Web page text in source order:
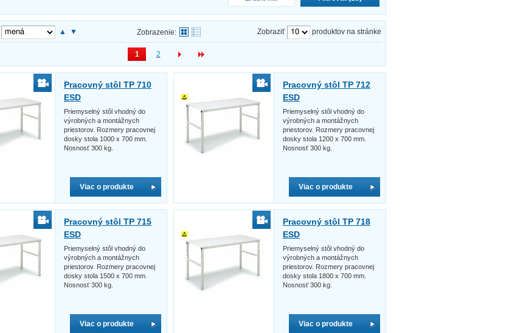
▲ ▼ Zobrazenie: Zobraziť produktov na stránke
1 2
Pracovný stôl TP 710
ESD
Priemyselný stôl vhodný do
výrobných a montážnych
priestorov. Rozmery pracovnej
dosky stola 1000 x 700 mm.
Nosnosť 300 kg.
Viac o produkte
Pracovný stôl TP 712
ESD
Priemyselný stôl vhodný do
výrobných a montážnych
priestorov. Rozmery pracovnej
dosky stola 1200 x 700 mm.
Nosnosť 300 kg.
Viac o produkte
Pracovný stôl TP 715
ESD
Priemyselný stôl vhodný do
výrobných a montážnych
priestorov. Rozmery pracovnej
dosky stola 1500 x 700 mm.
Nosnosť 300 kg.
Viac o produkte
Pracovný stôl TP 718
ESD
Priemyselný stôl vhodný do
výrobných a montážnych
priestorov. Rozmery pracovnej
dosky stola 1800 x 700 mm.
Nosnosť 300 kg.
Viac o produkte